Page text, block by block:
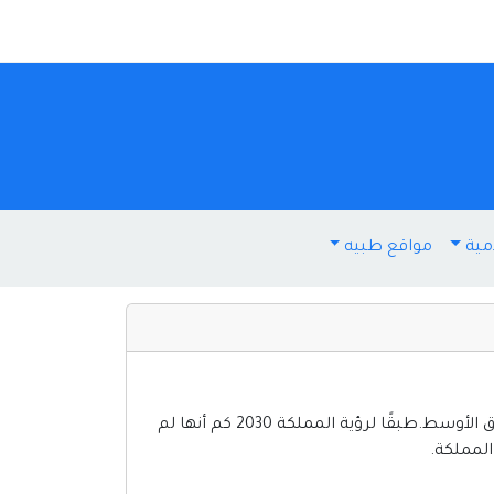
مواقع طبيه
إقامة مستثمر في السعودية، في السنوات الأخيرة، أصبحت السعودية واحدة من أهم الوجهات الاستثمارية في الشرق الأوسط.طبقًا لرؤية المملكة 2030 كم أنها لم